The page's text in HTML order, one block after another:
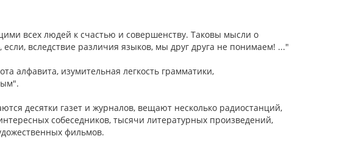
всех людей к счастью и совершенству. Таковы мысли о
вследствие различия языков, мы друг друга не понимаем! ..."
алфавита, изумительная легкость грамматики,
десятки газет и журналов, вещают несколько радиостанций,
собеседников, тысячи литературных произведений,
фильмов.